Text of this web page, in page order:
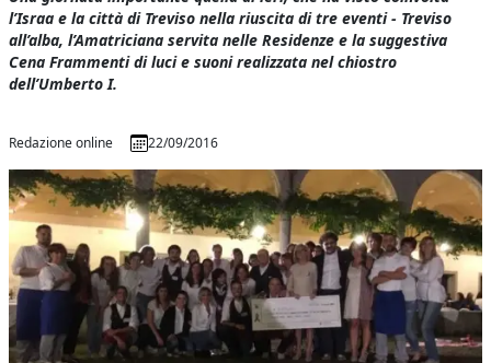
l’Israa e la città di Treviso nella riuscita di tre eventi - Treviso
all’alba, l’Amatriciana servita nelle Residenze e la suggestiva
Cena Frammenti di luci e suoni realizzata nel chiostro
dell’Umberto I.
Redazione online 22/09/2016